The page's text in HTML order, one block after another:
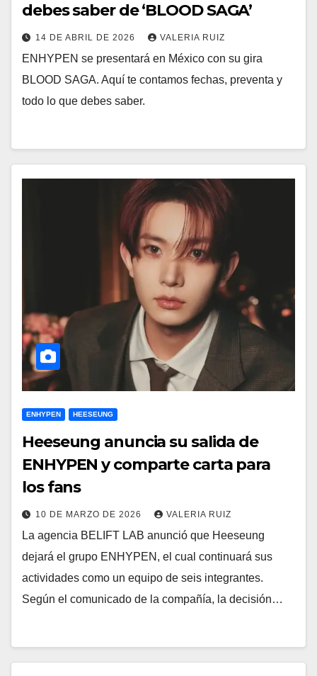
debes saber de ‘BLOOD SAGA’
14 DE ABRIL DE 2026 VALERIA RUIZ
ENHYPEN se presentará en México con su gira
BLOOD SAGA. Aquí te contamos fechas, preventa y
todo lo que debes saber.
ENHYPEN HEESEUNG
Heeseung anuncia su salida de
ENHYPEN y comparte carta para
los fans
10 DE MARZO DE 2026 VALERIA RUIZ
La agencia BELIFT LAB anunció que Heeseung
dejará el grupo ENHYPEN, el cual continuará sus
actividades como un equipo de seis integrantes.
Según el comunicado de la compañía, la decisión…